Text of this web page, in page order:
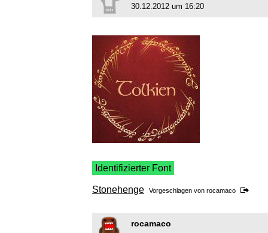
30.12.2012 um 16:20
Identifizierter Font
Stonehenge Vorgeschlagen von rocamaco
rocamaco